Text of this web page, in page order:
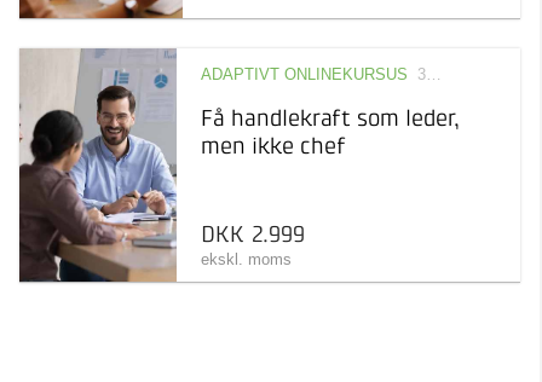
ADAPTIVT ONLINEKURSUS
Få handlekraft som leder,
men ikke chef
DKK 2.999
ekskl. moms